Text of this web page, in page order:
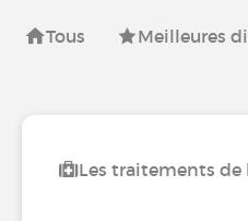
Tous Meilleures
Les traitements